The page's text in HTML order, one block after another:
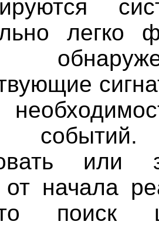
легко
или
начала
поиск